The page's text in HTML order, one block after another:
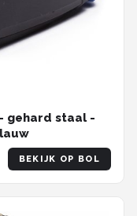
gehard staal -
BEKIJK OP BOL